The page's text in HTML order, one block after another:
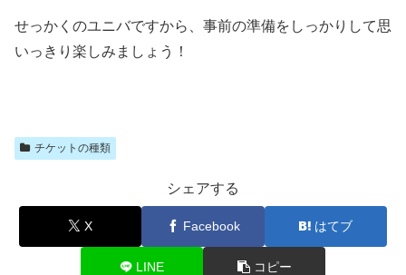
せっかくのユニバですから、事前の準備をしっかりして思
いっきり楽しみましょう！
チケットの種類
シェアする
X Facebook はてブ
LINE コピー